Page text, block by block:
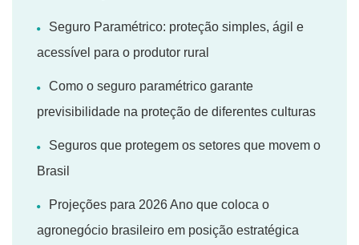
Seguro Paramétrico: proteção simples, ágil e
acessível para o produtor rural
Como o seguro paramétrico garante
previsibilidade na proteção de diferentes culturas
Seguros que protegem os setores que movem o
Brasil
Projeções para 2026 Ano que coloca o
agronegócio brasileiro em posição estratégica